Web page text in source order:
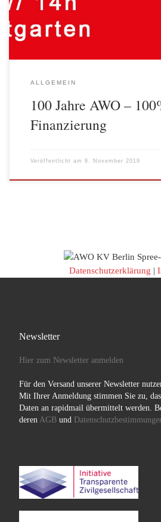
ALLGEMEIN
100 Jahre AWO –
Finanzierung
Veröffentlicht am 8. November 2019
Datenschutzerklärung |
Newsletter
Hier zum Newsletter anmelden
Für den Versand unserer Newsletter
Mit Ihrer Anmeldung stimmen Sie zu,
Daten an rapidmail übermittelt werden.
deren AGBund